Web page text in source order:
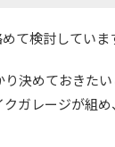
て検討していま
決めておきた
ガレージが組